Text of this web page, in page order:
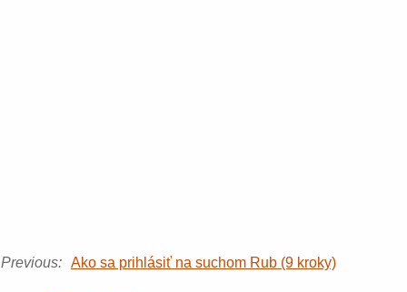
Previous: Ako sa prihlásiť na suchom Rub (9 kroky)